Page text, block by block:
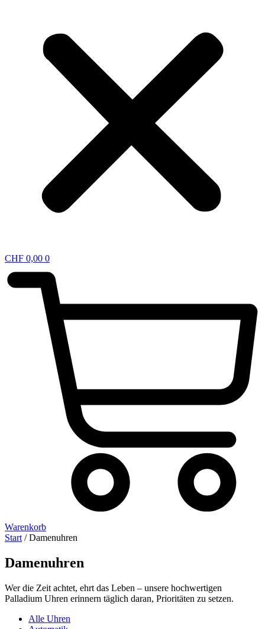
CHF 0,00 0
Warenkorb
Start / Damenuhren
Damenuhren
Wer die Zeit achtet, ehrt das Leben – unsere hochwertigen
Palladium Uhren erinnern täglich daran, Prioritäten zu setzen.
Alle Uhren